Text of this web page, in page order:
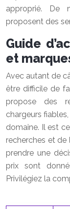
approprié. De
proposent des
Guide
et
Avec autant de
être difficile de
propose des
chargeurs
domaine. Il est
recherches et de
prendre une
prix sont
Privilégiez la